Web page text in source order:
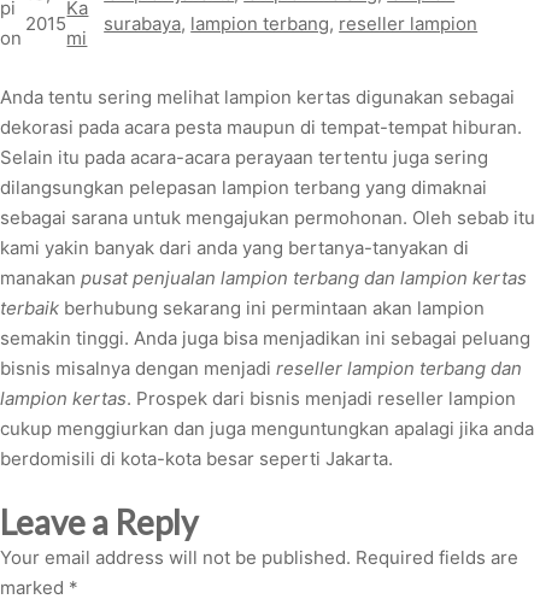
pi
on
2015
Ka
mi
surabaya, lampion terbang, reseller lampion
Anda tentu sering melihat lampion kertas digunakan sebagai
dekorasi pada acara pesta maupun di tempat-tempat hiburan.
Selain itu pada acara-acara perayaan tertentu juga sering
dilangsungkan pelepasan lampion terbang yang dimaknai
sebagai sarana untuk mengajukan permohonan. Oleh sebab itu
kami yakin banyak dari anda yang bertanya-tanyakan di
manakan pusat penjualan lampion terbang dan lampion kertas
terbaik berhubung sekarang ini permintaan akan lampion
semakin tinggi. Anda juga bisa menjadikan ini sebagai peluang
bisnis misalnya dengan menjadi reseller lampion terbang dan
lampion kertas. Prospek dari bisnis menjadi reseller lampion
cukup menggiurkan dan juga menguntungkan apalagi jika anda
berdomisili di kota-kota besar seperti Jakarta.
Leave a Reply
Your email address will not be published. Required fields are
marked *